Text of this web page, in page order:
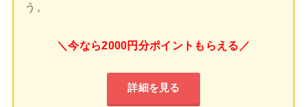
う。
＼今なら2000円分ポイントもらえる／
詳細を見る